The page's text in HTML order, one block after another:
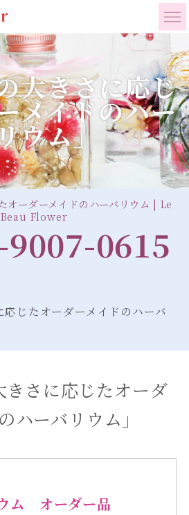
大きさに応じ
メイドのハー
ウム」
オーダーメイドのハーバリウム | Le
Beau Flower
0615
応じたオーダーメイドのハーバ
きさに応じたオーダ
ハーバリウム」
ム オーダー品